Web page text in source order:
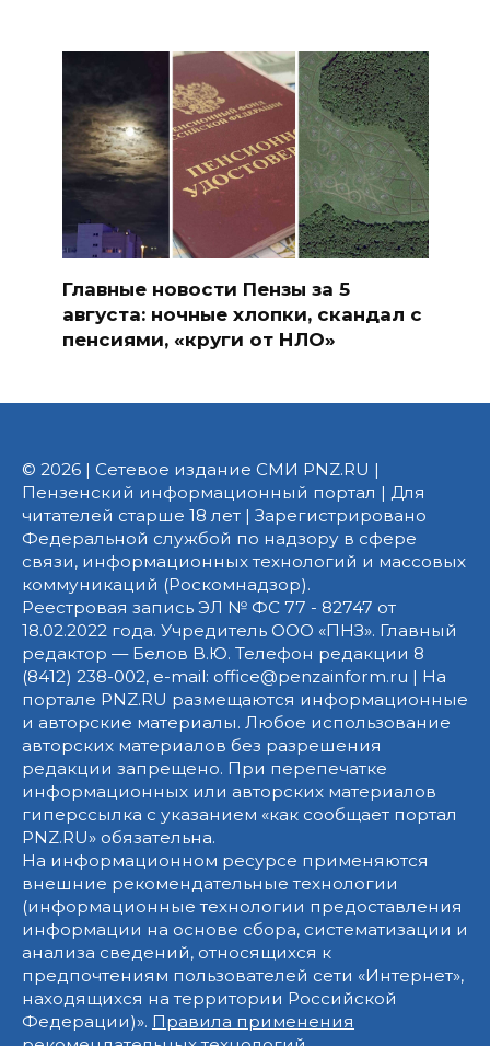
Главные новости Пензы за 5
августа: ночные хлопки, скандал с
пенсиями, «круги от НЛО»
© 2026 | Сетевое издание СМИ PNZ.RU |
Пензенский информационный портал | Для
читателей старше 18 лет | Зарегистрировано
Федеральной службой по надзору в сфере
связи, информационных технологий и массовых
коммуникаций (Роскомнадзор).
Реестровая запись ЭЛ № ФС 77 - 82747 от
18.02.2022 года. Учредитель ООО «ПНЗ». Главный
редактор — Белов В.Ю. Телефон редакции 8
(8412) 238-002, e-mail: office@penzainform.ru | На
портале PNZ.RU размещаются информационные
и авторские материалы. Любое использование
авторских материалов без разрешения
редакции запрещено. При перепечатке
информационных или авторских материалов
гиперссылка с указанием «как сообщает портал
PNZ.RU» обязательна.
На информационном ресурсе применяются
внешние рекомендательные технологии
(информационные технологии предоставления
информации на основе сбора, систематизации и
анализа сведений, относящихся к
предпочтениям пользователей сети «Интернет»,
находящихся на территории Российской
Федерации)». Правила применения